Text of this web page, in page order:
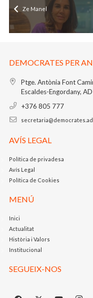
Ze Manel
DEMOCRATES PER
Ptge. Antònia Font
Escaldes-Engordany,
+376 805 777
secretaria@democrates.ad
AVÍS LEGAL
Política de privadesa
Avís Legal
Política de Cookies
MENÚ
Inici
Actualitat
Història i Valors
Institucional
SEGUEIX-NOS